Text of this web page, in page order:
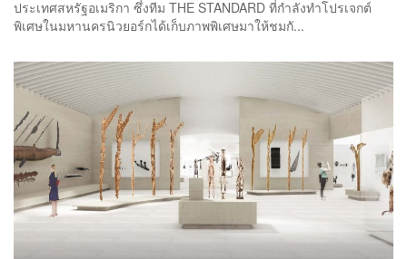
ประเทศสหรัฐอเมริกา ซึ่งทีม THE STANDARD ที่กำลังทำโปรเจกต์
พิเศษในมหานครนิวยอร์กได้เก็บภาพพิเศษมาให้ชมกั...